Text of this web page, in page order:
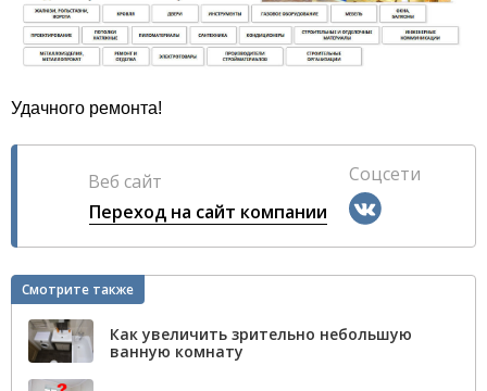
Удачного ремонта!
Веб сайт
Переход на сайт компании
Соцсети
Смотрите также
Как увеличить зрительно небольшую
ванную комнату